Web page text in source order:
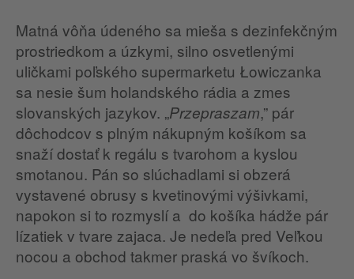
Matná vôňa údeného sa mieša s dezinfekčným
prostriedkom a úzkymi, silno osvetlenými
uličkami poľského supermarketu Łowiczanka
sa nesie šum holandského rádia a zmes
slovanských jazykov. „Przepraszam,” pár
dôchodcov s plným nákupným košíkom sa
snaží dostať k regálu s tvarohom a kyslou
smotanou. Pán so slúchadlami si obzerá
vystavené obrusy s kvetinovými výšivkami,
napokon si to rozmyslí a do košíka hádže pár
lízatiek v tvare zajaca. Je nedeľa pred Veľkou
nocou a obchod takmer praská vo švíkoch.